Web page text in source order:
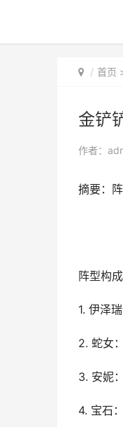
首页
金铲
作者：
摘要：
阵型构成
1. 伊泽
2. 蛇女
3. 安妮
4. 宝石